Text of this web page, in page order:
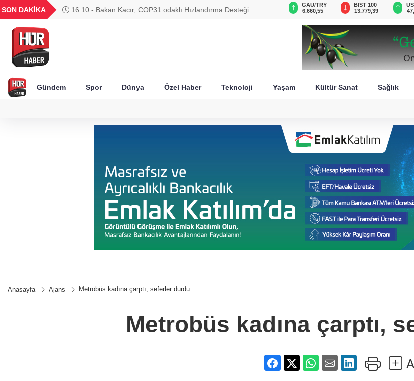
SON DAKİKA
16:10 - Bakan Kacır, COP31 odaklı Hızlandırma Desteği
UYU
1,1849
18,2677
16,3788
27,9743
0,0018
GAU/TRY
6.660,55
BIST 100
13.779,39
Gündem Spor Dünya Özel Haber Teknoloji Yaşam Kültür Sanat Sağlık
Anasayfa Ajans Metrobüs kadına çarptı, seferler durdu
Metrobüs kadına çarptı,